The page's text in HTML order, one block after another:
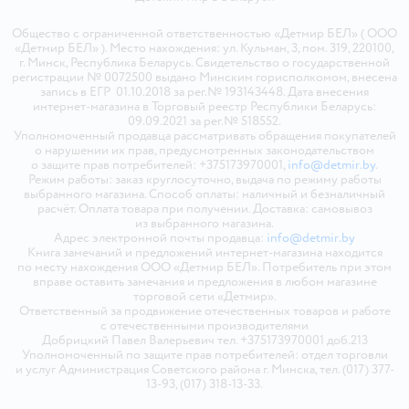
Общество с ограниченной ответственностью «Детмир БЕЛ» ( ООО
«Детмир БЕЛ» ). Место нахождения: ул. Кульман, 3, пом. 319, 220100,
г. Минск, Республика Беларусь. Свидетельство о государственной
регистрации № 0072500 выдано Минским горисполкомом, внесена
запись в ЕГР 01.10.2018 за рег.№ 193143448. Дата внесения
интернет-магазина в Торговый реестр Республики Беларусь:
09.09.2021 за рег.№ 518552.
Уполномоченный продавца рассматривать обращения покупателей
о нарушении их прав, предусмотренных законодательством
о защите прав потребителей: +375173970001, info@detmir.by.
Режим работы: заказ круглосуточно, выдача по режиму работы
выбранного магазина. Способ оплаты: наличный и безналичный
расчёт. Оплата товара при получении. Доставка: самовывоз
из выбранного магазина.
Адрес электронной почты продавца: info@detmir.by
Книга замечаний и предложений интернет-магазина находится
по месту нахождения ООО «Детмир БЕЛ». Потребитель при этом
вправе оставить замечания и предложения в любом магазине
торговой сети «Детмир».
Ответственный за продвижение отечественных товаров и работе
с отечественными производителями
Добрицкий Павел Валерьевич тел. +375173970001 доб.213
Уполномоченный по защите прав потребителей: отдел торговли
и услуг Администрация Советского района г. Минска, тел. (017) 377-
13-93, (017) 318-13-33.